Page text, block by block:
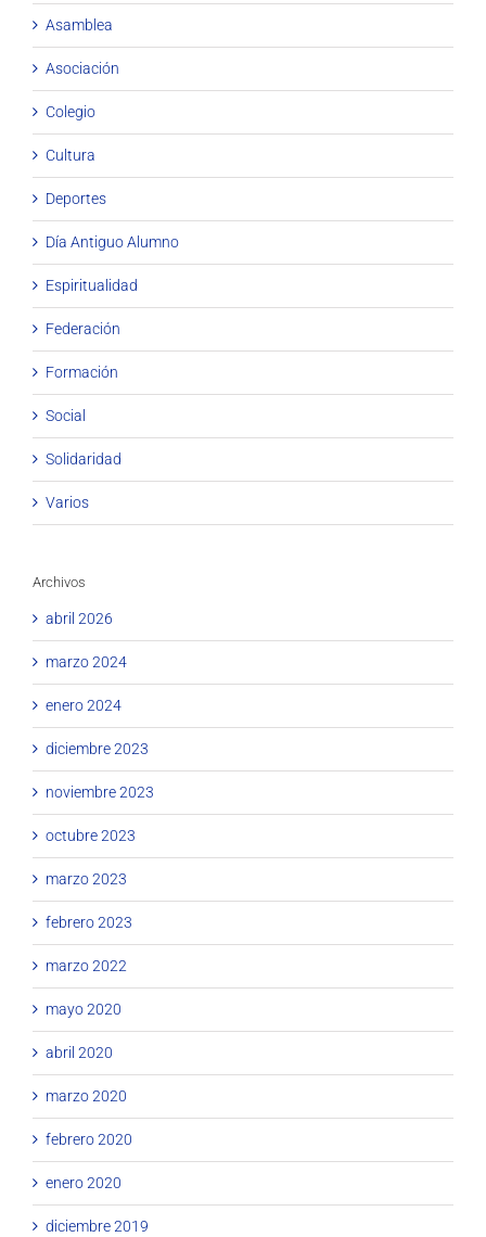
Asamblea
Asociación
Colegio
Cultura
Deportes
Día Antiguo Alumno
Espiritualidad
Federación
Formación
Social
Solidaridad
Varios
Archivos
abril 2026
marzo 2024
enero 2024
diciembre 2023
noviembre 2023
octubre 2023
marzo 2023
febrero 2023
marzo 2022
mayo 2020
abril 2020
marzo 2020
febrero 2020
enero 2020
diciembre 2019